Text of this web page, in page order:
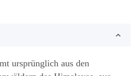
ursprünglich aus den